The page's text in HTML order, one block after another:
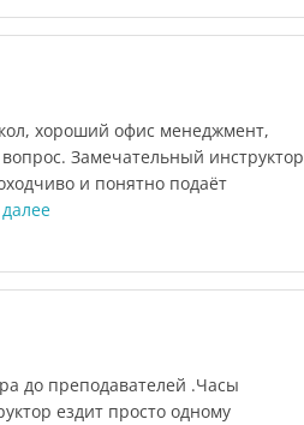
хороший офис менеджмент,
Замечательный инструктор
и понятно подаёт
до преподавателей .Часы
ездит просто одному